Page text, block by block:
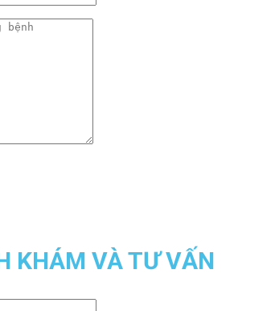
KHÁM VÀ TƯ VẤN